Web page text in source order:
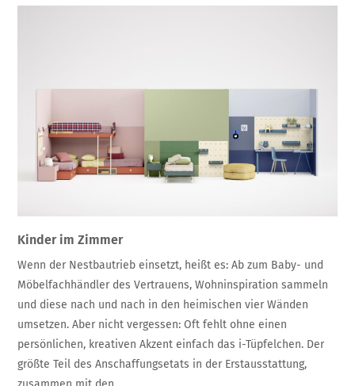
Kinder im Zimmer
Wenn der Nestbautrieb einsetzt, heißt es: Ab zum Baby- und
Möbelfachhändler des Vertrauens, Wohninspiration sammeln
und diese nach und nach in den heimischen vier Wänden
umsetzen. Aber nicht vergessen: Oft fehlt ohne einen
persönlichen, kreativen Akzent einfach das i-Tüpfelchen. Der
größte Teil des Anschaffungsetats in der Erstausstattung,